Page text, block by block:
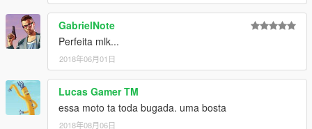
GabrielNote
Perfeita mlk...
2018年06月01日
Lucas Gamer TM
essa moto ta toda bugada. uma bosta
2018年08月06日